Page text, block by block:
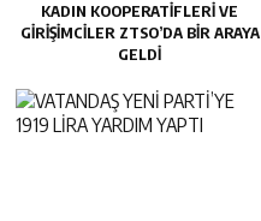
KADIN KOOPERATİFLERİ VE
GİRİŞİMCİLER ZTSO’DA BİR ARAYA
GELDİ